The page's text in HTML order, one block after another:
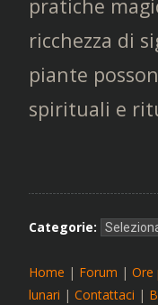
pratiche
ricchezza di
piante
spirituali e
Categorie:
Home | Forum | Ore
lunari | Contattaci |